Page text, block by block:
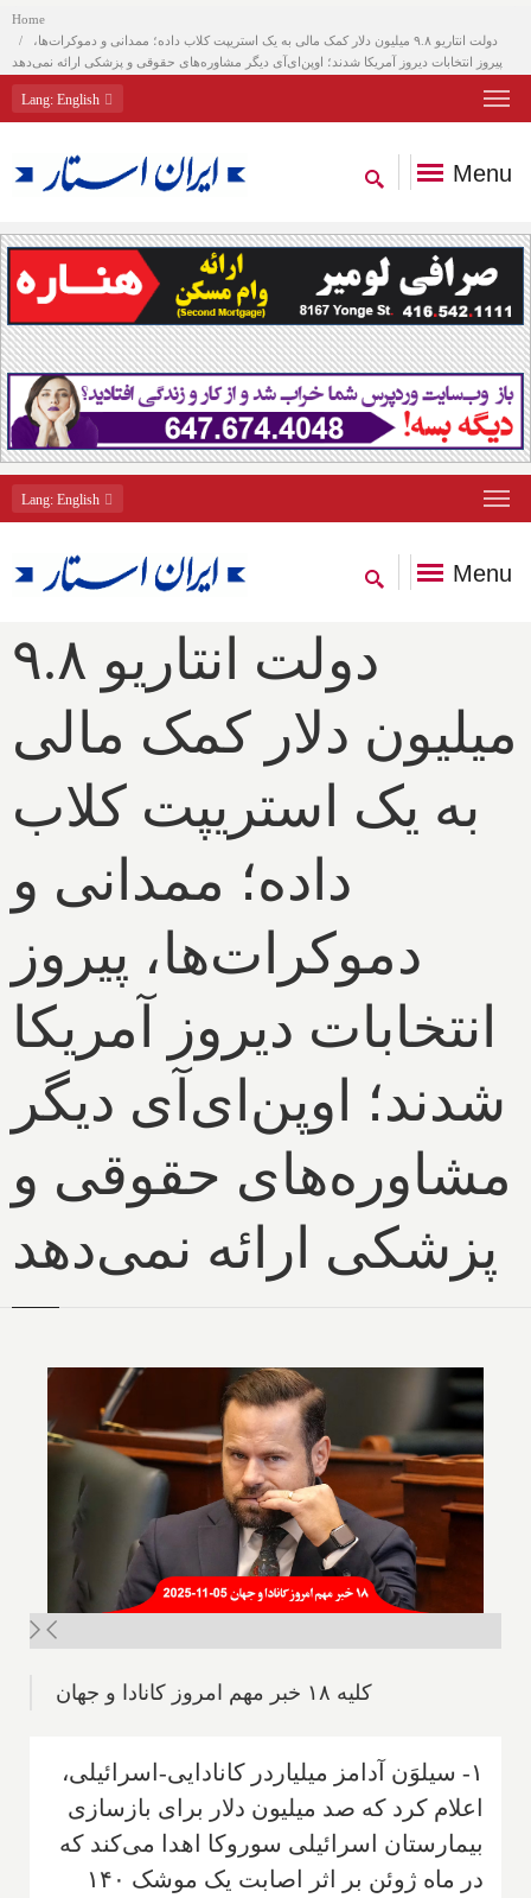
Home
دولت انتاریو ۹.۸ میلیون دلار کمک مالی به یک استریپت کلاب داده؛ ممدانی و دموکرات‌ها،
پیروز انتخابات دیروز آمریکا شدند؛ اوپن‌ای‌آی دیگر مشاوره‌های حقوقی و پزشکی ارائه نمی‌دهد
Lang: English
Menu
Lang: English
Menu
دولت انتاریو ۹.۸
میلیون دلار کمک مالی
به یک استریپت کلاب
داده؛ ممدانی و
دموکرات‌ها، پیروز
انتخابات دیروز آمریکا
شدند؛ اوپن‌ای‌آی دیگر
مشاوره‌های حقوقی و
پزشکی ارائه نمی‌دهد
کلیه ۱۸ خبر مهم امروز کانادا و جهان
۱- سیلوَن آدامز میلیاردر کانادایی-اسرائیلی،
اعلام کرد که صد میلیون دلار برای بازسازی
بیمارستان اسرائیلی سوروکا اهدا می‌کند که
در ماه ژوئن بر اثر اصابت یک موشک ۱۴۰